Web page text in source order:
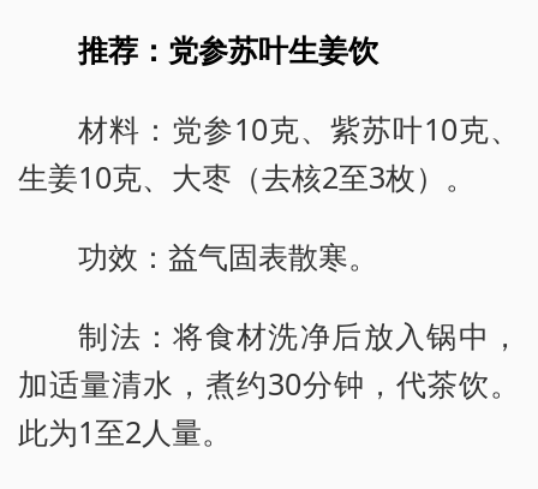
推荐：党参苏叶生姜饮
材料：党参10克、紫苏叶10克、
生姜10克、大枣（去核2至3枚）。
功效：益气固表散寒。
制法：将食材洗净后放入锅中，
加适量清水，煮约30分钟，代茶饮。
此为1至2人量。